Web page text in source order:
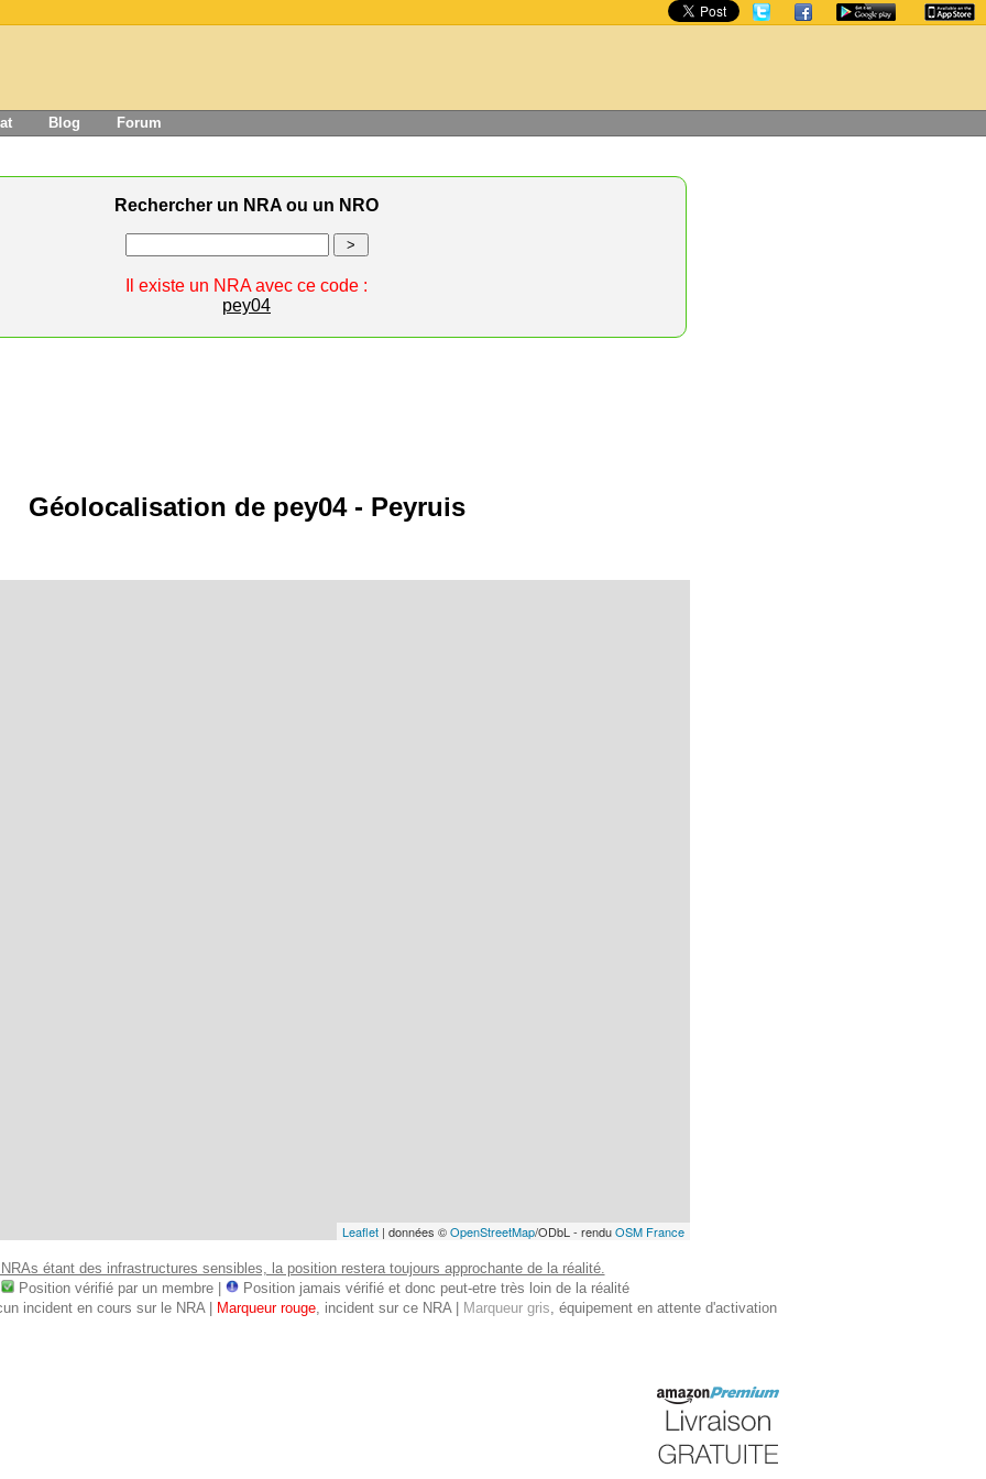
Blog Forum
Rechercher un NRA ou un NRO
Il existe un NRA avec ce code :
pey04
Géolocalisation de pey04 - Peyruis
Leaflet | données ©OpenStreetMap/ODbL - renduOSM France
étant des infrastructures sensibles, la position restera toujours approchante de la réalité.
Position vérifié par un membre |
Position jamais vérifié et donc peut-etre très loin de la réalité
incident en cours sur le NRA |
Marqueur rouge, incident sur ce NRA | Marqueur gris, équipement en attente d'activation